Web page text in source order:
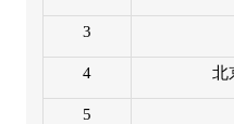
3
4 北
5